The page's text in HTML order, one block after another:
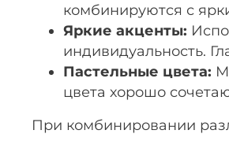
комбинируются с
Яркие акценты:
индивидуальность.
Пастельные цвета:
цвета хорошо
При комбинировании